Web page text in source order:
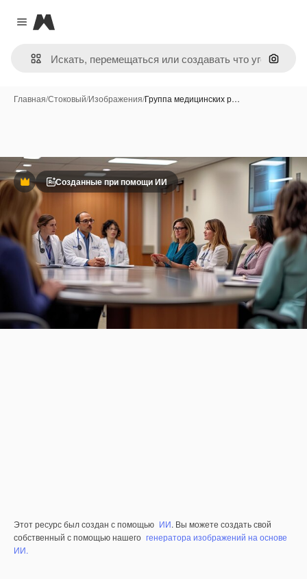
Close menu
Magnific
Поиск
Главная/Стоковый/Изображения/Группа медицинских р…
ПремиумСозданные при помощи ИИ
Этот ресурс был создан с помощью ИИ. Вы можете создать свой
собственный с помощью нашего генератора изображений на основе
ИИ.